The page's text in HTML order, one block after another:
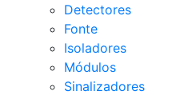
Detectores
Fonte
Isoladores
Módulos
Sinalizadores